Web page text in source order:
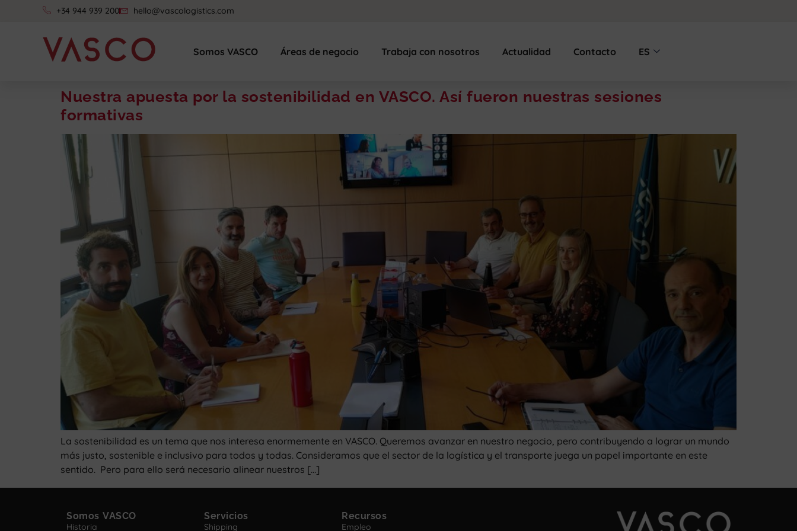
+34 944 939 200 hello@vascologistics.com
Somos VASCO Áreas de negocio Trabaja con nosotros Actualidad Contacto ES
Nuestra apuesta por la sostenibilidad en VASCO. Así fueron nuestras sesiones
formativas
La sostenibilidad es un tema que nos interesa enormemente en VASCO. Queremos avanzar en nuestro negocio, pero contribuyendo a lograr un mundo
más justo, sostenible e inclusivo para todos y todas. Consideramos que el sector de la logística y el transporte juega un papel importante en este
sentido. Pero para ello será necesario alinear nuestros […]
Somos VASCO
Historia
Servicios
Shipping
Recursos
Empleo